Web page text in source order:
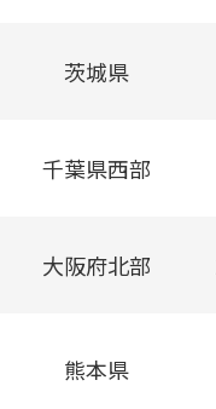
茨城県
千葉県西部
大阪府北部
熊本県